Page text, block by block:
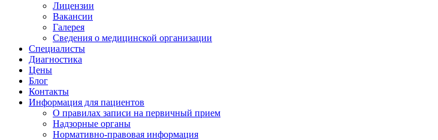
Лицензии
Вакансии
Галерея
Сведения о медицинской организации
Специалисты
Диагностика
Цены
Блог
Контакты
Информация для пациентов
О правилах записи на первичный прием
Надзорные органы
Нормативно-правовая информация